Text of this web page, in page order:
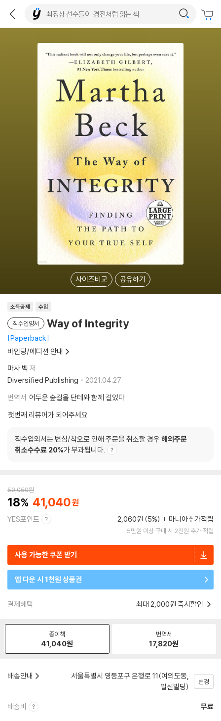
사이즈비교 공유하기
소득공제 수입
직수입양서 Way of Integrity
Paperback
바인딩/에디션 안내
마사 벡 저
Diversified Publishing
2021.04.27.
번역서 어두운 숲길을 단테와 함께 걸었다
첫번째 리뷰어가 되어주세요
직수입외서는 변심/착오로 인해 주문을 취소할 경우 해외주문
취소수수료 20%가 부과됩니다.
50,050원
18 41,040
YES포인트 2,060원 (5%) 마니아추가적립
5만원 이상 구매 시 2천원 추가 적립
사용 가능한 쿠폰 받기
앱 다운 시 1천원 상품권
결제혜택 최대 2,000원 즉시할인
종이책
41,040원
번역서
17,820원
배송안내
서울특별시 영등포구 은행로 11(여의도동,
일신빌딩)
변경
배송비 무료